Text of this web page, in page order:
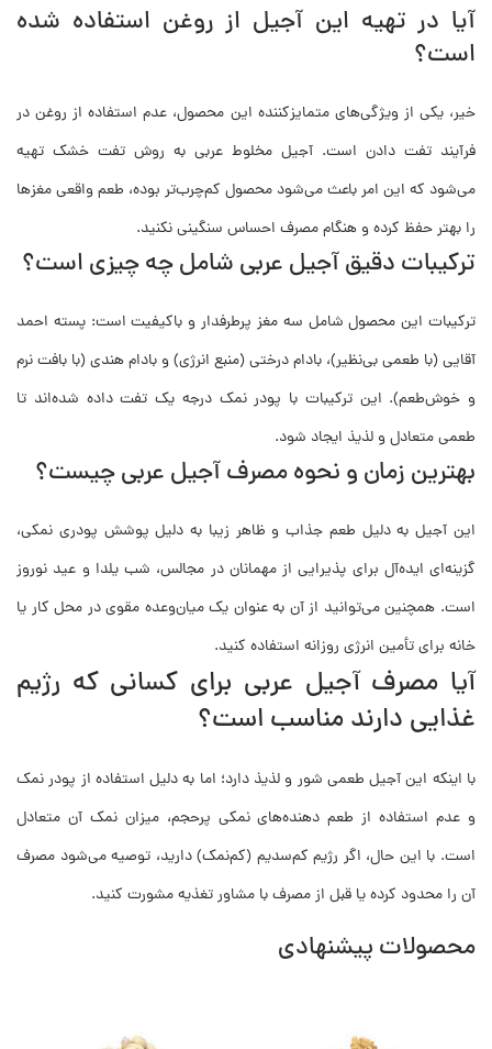
آیا در تهیه این آجیل از روغن استفاده شده
است؟
خیر، یکی از ویژگی‌های متمایزکننده این محصول، عدم استفاده از روغن در
فرآیند تفت دادن است. آجیل مخلوط عربی به روش تفت خشک تهیه
می‌شود که این امر باعث می‌شود محصول کم‌چرب‌تر بوده، طعم واقعی مغزها
را بهتر حفظ کرده و هنگام مصرف احساس سنگینی نکنید.
ترکیبات دقیق آجیل عربی شامل چه چیزی است؟
ترکیبات این محصول شامل سه مغز پرطرفدار و باکیفیت است: پسته احمد
آقایی (با طعمی بی‌نظیر)، بادام درختی (منبع انرژی) و بادام هندی (با بافت نرم
و خوش‌طعم). این ترکیبات با پودر نمک درجه یک تفت داده شده‌اند تا
طعمی متعادل و لذیذ ایجاد شود.
بهترین زمان و نحوه مصرف آجیل عربی چیست؟
این آجیل به دلیل طعم جذاب و ظاهر زیبا به دلیل پوشش پودری نمکی،
گزینه‌ای ایده‌آل برای پذیرایی از مهمانان در مجالس، شب یلدا و عید نوروز
است. همچنین می‌توانید از آن به عنوان یک میان‌وعده مقوی در محل کار یا
خانه برای تأمین انرژی روزانه استفاده کنید.
آیا مصرف آجیل عربی برای کسانی که رژیم
غذایی دارند مناسب است؟
با اینکه این آجیل طعمی شور و لذیذ دارد؛ اما به دلیل استفاده از پودر نمک
و عدم استفاده از طعم دهنده‌های نمکی پرحجم، میزان نمک آن متعادل
است. با این حال، اگر رژیم کم‌سدیم (کم‌نمک) دارید، توصیه می‌شود مصرف
آن را محدود کرده یا قبل از مصرف با مشاور تغذیه مشورت کنید.
محصولات پیشنهادی